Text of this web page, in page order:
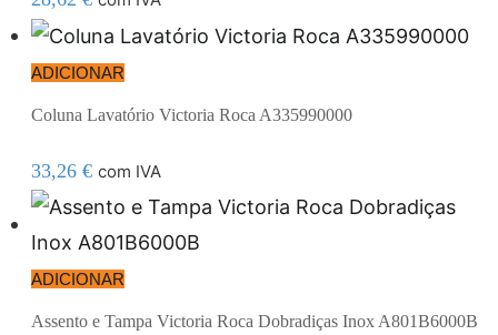
ADICIONAR
Coluna Lavatório Victoria Roca A335990000
33,26 € com IVA
ADICIONAR
Assento e Tampa Victoria Roca Dobradiças Inox A801B6000B